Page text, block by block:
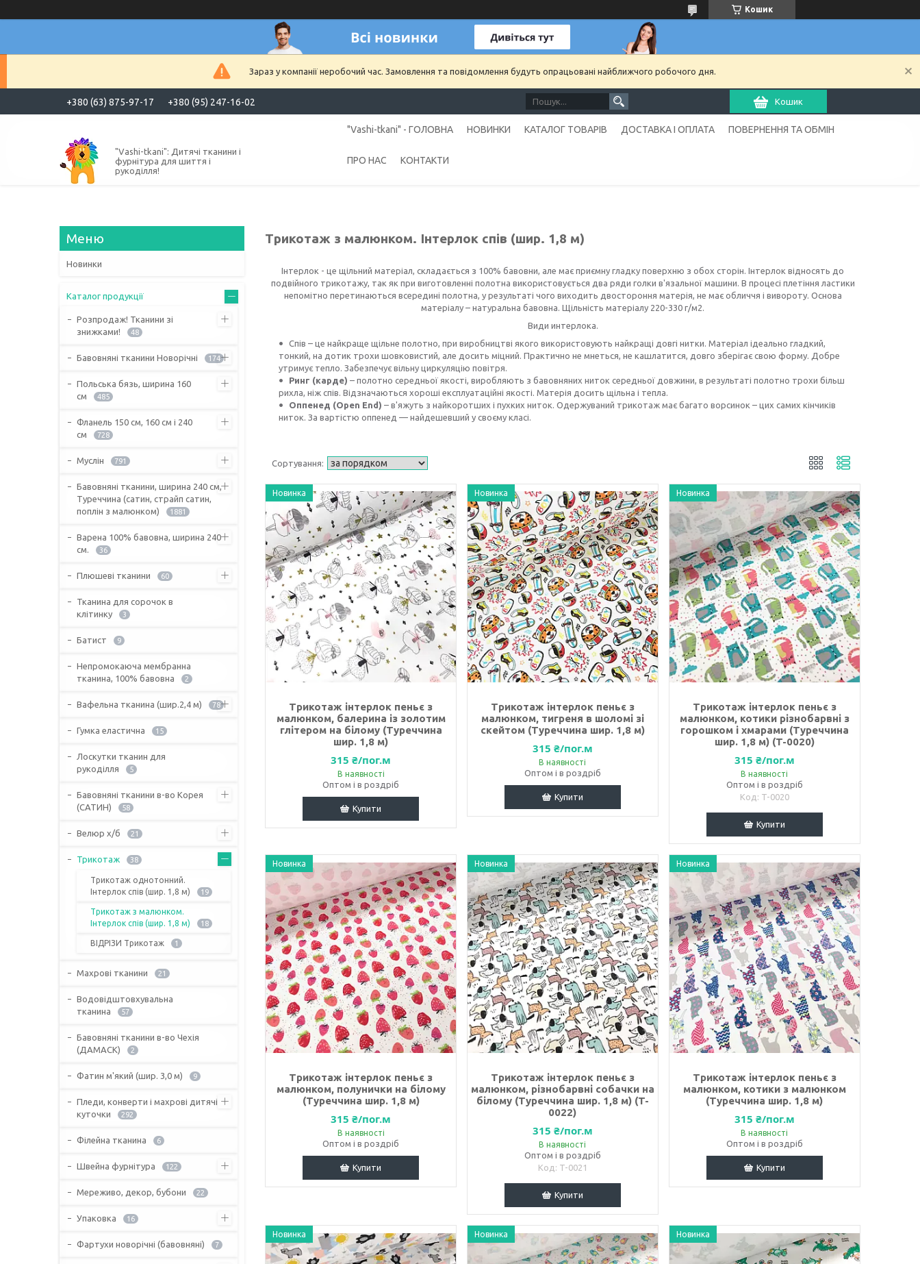
Кошик
Зараз у компанії неробочий час. Замовлення та повідомлення будуть опрацьовані найближчого робочого дня.
+380 (63) 875-97-17 +380 (95) 247-16-02 Кошик
"Vashi-tkani": Дитячі тканини і
фурнітура для шиття і
рукоділля!
"Vashi-tkani" - ГОЛОВНА НОВИНКИ КАТАЛОГ ТОВАРІВ ДОСТАВКА І ОПЛАТА ПОВЕРНЕННЯ ТА ОБМІН
ПРО НАС КОНТАКТИ
Трикотаж з малюнком. Інтерлок спів (шир. 1,8 м)
Інтерлок - це щільний матеріал, складається з 100% бавовни, але має приємну гладку поверхню з обох сторін. Інтерлок відносять до
подвійного трикотажу, так як при виготовленні полотна використовується два ряди голки в'язальної машини. В процесі плетіння ластики
непомітно перетинаються всередині полотна, у результаті чого виходить двостороння матерія, не має обличчя і вивороту. Основа
матеріалу – натуральна бавовна. Щільність матеріалу 220-330 г/м2.
Види интерлока.
Спів – це найкраще щільне полотно, при виробництві якого використовують найкращі довгі нитки. Матеріал ідеально гладкий,
тонкий, на дотик трохи шовковистий, але досить міцний. Практично не мнеться, не кашлатится, довго зберігає свою форму. Добре
утримує тепло. Забезпечує вільну циркуляцію повітря.
Ринг (карде) – полотно середньої якості, виробляють з бавовняних ниток середньої довжини, в результаті полотно трохи більш
рихла, ніж спів. Відзначаються хороші експлуатаційні якості. Матерія досить щільна і тепла.
Оппенед (Open End) – в'яжуть з найкоротших і пухких ниток. Одержуваний трикотаж має багато ворсинок – цих самих кінчиків
ниток. За вартістю оппенед — найдешевший у своєму класі.
Новинка
Трикотаж інтерлок пеньє з
малюнком, балерина із золотим
глітером на білому (Туреччина
шир. 1,8 м)
315 ₴/пог.м
В наявності
Оптом і в роздріб
Купити
Новинка
Трикотаж інтерлок пеньє з
малюнком, тигреня в шоломі зі
скейтом (Туреччина шир. 1,8 м)
315 ₴/пог.м
В наявності
Оптом і в роздріб
Купити
Новинка
Трикотаж інтерлок пеньє з
малюнком, котики різнобарвні з
горошком і хмарами (Туреччина
шир. 1,8 м) (T-0020)
315 ₴/пог.м
В наявності
Оптом і в роздріб
T-0020
Купити
Новинка
Трикотаж інтерлок пеньє з
малюнком, полунички на білому
(Туреччина шир. 1,8 м)
315 ₴/пог.м
В наявності
Оптом і в роздріб
Купити
Новинка
Трикотаж інтерлок пеньє з
малюнком, різнобарвні собачки на
білому (Туреччина шир. 1,8 м) (T-
0022)
315 ₴/пог.м
В наявності
Оптом і в роздріб
T-0021
Купити
Новинка
Трикотаж інтерлок пеньє з
малюнком, котики з малюнком
(Туреччина шир. 1,8 м)
315 ₴/пог.м
В наявності
Оптом і в роздріб
Купити
Новинка Новинка Новинка
Новинки
Каталог продукції
Розпродаж! Тканини зі
знижками!
48
Бавовняні тканини Новорічні 174
Польська бязь, ширина 160
см
485
Фланель 150 см, 160 см і 240
см
728
Муслін 791
Бавовняні тканини, ширина 240 см,
Туреччина (сатин, страйп сатин,
поплін з малюнком)
1881
Варена 100% бавовна, ширина 240
см.
36
Плюшеві тканини 60
Тканина для сорочок в
клітинку
3
Батист 9
Непромокаюча мембранна
тканина, 100% бавовна
2
Вафельна тканина (шир.2,4 м) 78
Гумка еластична 15
Лоскутки тканин для
рукоділля
5
Бавовняні тканини в-во Корея
(САТИН)
58
Велюр х/б 21
Трикотаж 38
Трикотаж однотонний.
Інтерлок спів (шир. 1,8 м)
19
Трикотаж з малюнком.
Інтерлок спів (шир. 1,8 м)
18
ВІДРІЗИ Трикотаж 1
Махрові тканини 21
Водовідштовхувальна
тканина
57
Бавовняні тканини в-во Чехія
(ДАМАСК)
2
Фатин м'який (шир. 3,0 м) 9
Пледи, конверти і махрові дитячі
куточки
292
Філейна тканина 6
Швейна фурнітура 122
Мереживо, декор, бубони 22
Упаковка 16
Фартухи новорічні (бавовняні) 7